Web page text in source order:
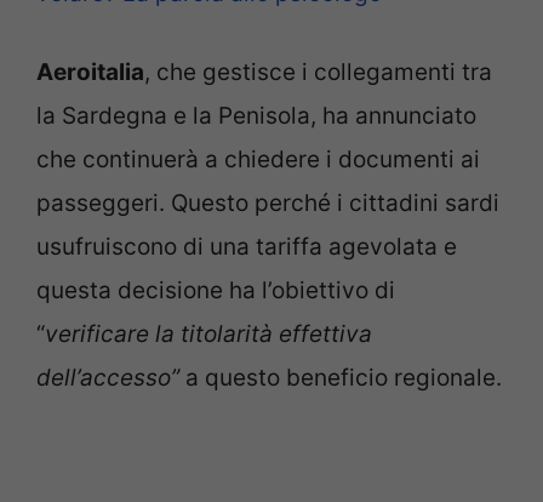
Aeroitalia, che gestisce i collegamenti tra
la Sardegna e la Penisola, ha annunciato
che continuerà a chiedere i documenti ai
passeggeri. Questo perché i cittadini sardi
usufruiscono di una tariffa agevolata e
questa decisione ha l’obiettivo di
“verificare la titolarità effettiva
dell’accesso” a questo beneficio regionale.